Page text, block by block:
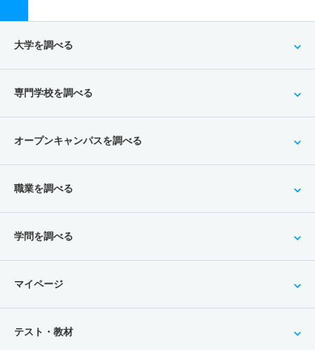
大学を調べる
専門学校を調べる
オープンキャンパスを調べる
職業を調べる
学問を調べる
マイページ
テスト・教材